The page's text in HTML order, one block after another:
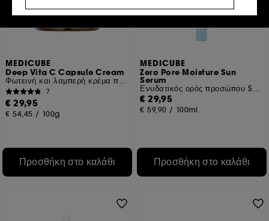
MEDICUBE
Deep Vita C Capsule Cream
Φωτεινή και λαμπερή κρέμα προσώπου
7
€ 29,95
€ 54,45 / 100g
Προσθήκη στο καλάθι
MEDICUBE
Zero Pore Moisture Sun
Serum
Ενυδατικός ορός προσώπου SPF50+
€ 29,95
€ 59,90 / 100ml
Προσθήκη στο καλάθι
παρέχουμε προωθητικές προσφορές προσαρμοσμένες
στο προφίλ σας.
Κοινωνικά δίκτυα και διαφημιστικά cookies:αυτά
μπορεί να σας αρέσει μέσω διαφημίσεων,
συμπεριλαμβανομένων ιστότοπων τρίτων και
κοινωνικών δικτύων, με βάση τις σελίδες που έχετε δει,
το ιστορικό περιήγησής σας και το ιστορικό
αλληλεπίδρασης.
επισκεπτών στον ιστότοπό μας και τις συνήθειες
περιήγησής τους, προκειμένου να βελτιώσουμε την
απόδοσή του.
Cookies για την εξασφάλιση online πληρωμών :